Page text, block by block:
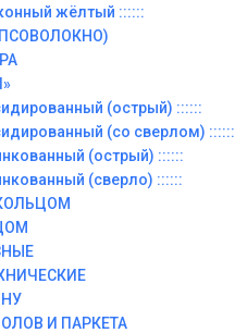
жёлтый ::::::
(острый) ::::::
(со сверлом) ::::::
(острый) ::::::
(сверло) ::::::
И ПАРКЕТА